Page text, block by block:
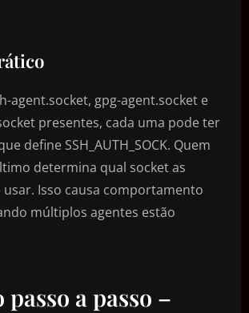
agent.socket, gpg-agent.socket e
presentes, cada uma pode ter
define SSH_AUTH_SOCK. Quem
determina qual socket as
Isso causa comportamento
múltiplos agentes estão
passo a passo –